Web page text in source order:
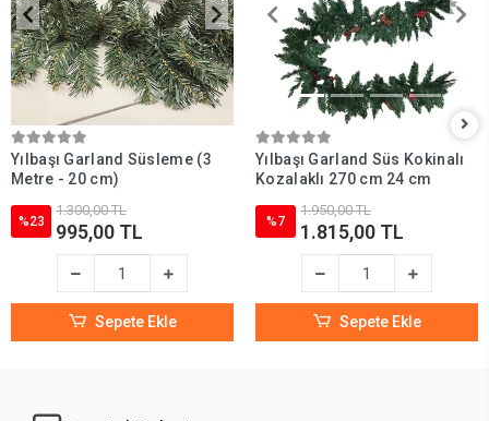
Yılbaşı Garland Süsleme (3
Metre - 20 cm)
%23
1.300,00 TL
995,00 TL
Sepete Ekle
Yılbaşı Garland Süs Kokinalı
Kozalaklı 270 cm 24 cm
%7
1.950,00 TL
1.815,00 TL
Sepete Ekle